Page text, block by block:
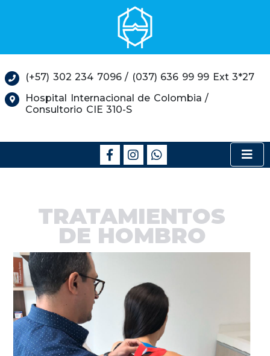
(+57) 302 234 7096 / (037) 636 99 99 Ext 3*27
Hospital Internacional de Colombia /
Consultorio CIE 310-S
TRATAMIENTOS
DE HOMBRO